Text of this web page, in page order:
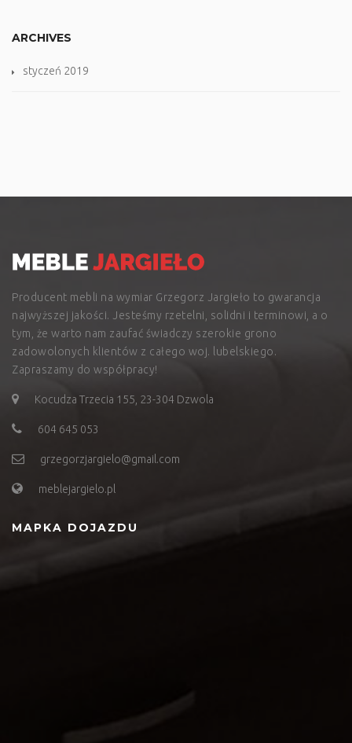
ARCHIVES
styczeń 2019
Producent mebli na wymiar Grzegorz Jargieło to gwarancja
najwyższej jakości. Jesteśmy rzetelni, solidni i terminowi, a o
tym, że warto nam zaufać świadczy szerokie grono
zadowolonych klientów z całego woj. lubelskiego.
Zapraszamy do współpracy!
Kocudza Trzecia 155, 23-304 Dzwola
604 645 053
grzegorzjargielo@gmail.com
meblejargielo.pl
MAPKA DOJAZDU